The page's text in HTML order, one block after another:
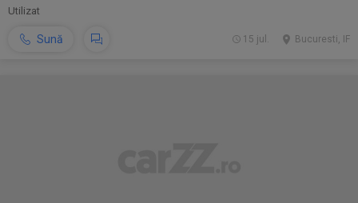
Utilizat
Sună Bucuresti, IF
15 jul.